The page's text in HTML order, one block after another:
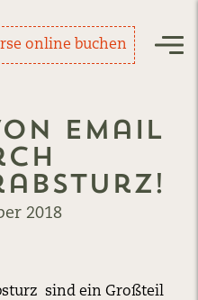
online buchen
Email
2018
sind ein Großteil